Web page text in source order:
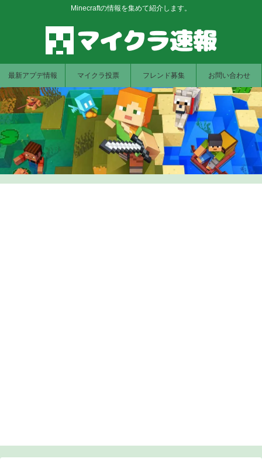
Minecraftの情報を集めて紹介します。
最新アプデ情報 マイクラ投票 フレンド募集 お問い合わせ